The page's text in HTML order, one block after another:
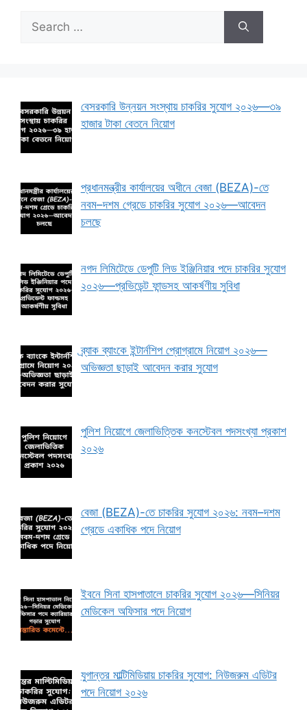
for:
বেসরকারি উন্নয়ন সংস্থায় চাকরির সুযোগ ২০২৬—৩৯
হাজার টাকা বেতনে নিয়োগ
প্রধানমন্ত্রীর কার্যালয়ের অধীনে বেজা (BEZA)-তে
নবম–দশম গ্রেডে চাকরির সুযোগ ২০২৬—আবেদন
চলছে
নগদ লিমিটেডে ডেপুটি লিড ইঞ্জিনিয়ার পদে চাকরির সুযোগ
২০২৬—প্রভিডেন্ট ফান্ডসহ আকর্ষণীয় সুবিধা
ব্র্যাক ব্যাংকে ইন্টার্নশিপ প্রোগ্রামে নিয়োগ ২০২৬—
অভিজ্ঞতা ছাড়াই আবেদন করার সুযোগ
পুলিশ নিয়োগে জেলাভিত্তিক কনস্টেবল পদসংখ্যা প্রকাশ
২০২৬
বেজা (BEZA)-তে চাকরির সুযোগ ২০২৬: নবম–দশম
গ্রেডে একাধিক পদে নিয়োগ
ইবনে সিনা হাসপাতালে চাকরির সুযোগ ২০২৬—সিনিয়র
মেডিকেল অফিসার পদে নিয়োগ
যুগান্তর মাল্টিমিডিয়ায় চাকরির সুযোগ: নিউজরুম এডিটর
পদে নিয়োগ ২০২৬